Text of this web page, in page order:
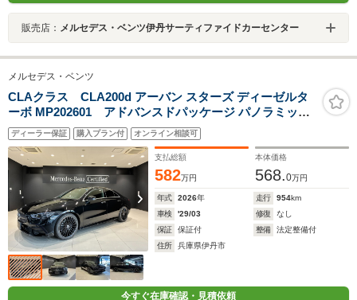
販売店： メルセデス・ベンツ伊丹サーティファイドカーセンター
メルセデス・ベンツ
CLAクラス CLA200d アーバン スターズ ディーゼルタ
ーボ MP202601 アドバンスドパッケージ パノラミック
スライディングルーフ
ディーラー保証 購入プラン付 オンライン相談可
支払総額
582万円
本体価格
568.0万円
年式 2026年 走行 954km
車検
'29/03 修復
なし
保証
保証付 整備
法定整備付
住所
兵庫県伊丹市
今すぐ在庫確認・見積依頼